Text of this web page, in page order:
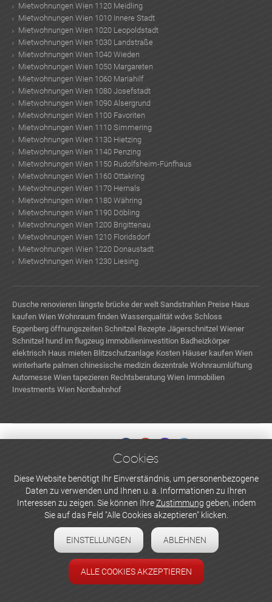
Mietwohnungen Wien 1120 Meidling
Mietwohnungen Wien 1010 Innere Stadt
Mietwohnungen Wien 1020 Leopoldstadt
Mietwohnungen Wien 1030 Landstraße
Mietwohnungen Wien 1040 Wieden
Mietwohnungen Wien 1050 Margareten
Mietwohnungen Wien 1060 Mariahilf
Mietwohnungen Wien 1080 Josefstadt
Mietwohnungen Wien 1090 Alsergrund
Mietwohnungen Wien 1100 Favoriten
Mietwohnungen Wien 1110 Simmering
Mietwohnungen Wien 1130 Hietzing
Mietwohnungen Wien 1140 Penzing
Mietwohnungen Wien 1150 Rudolfsheim-Fünfhaus
Mietwohnungen Wien 1160 Ottakring
Mietwohnungen Wien 1170 Hernals
Mietwohnungen Wien 1180 Währing
Mietwohnungen Wien 1190 Döbling
Mietwohnungen Wien 1200 Brigittenau
Mietwohnungen Wien 1210 Floridsdorf
Mietwohnungen Wien 1220 Donaustadt
Mietwohnungen Wien 1230 Liesing
Dusche renovieren längste brücke der welt Sandstrahlen Preise Haus
kaufen Wien Wohnraum finden Wasserqualität wdvs Schloss
Eggenberg öffnungszeiten Schnitzel Rezepte Jägerschnitzel Wiener
Schnitzel hund im flugzeug immobilieninvestition Badheizkörper
elektrisch Haus mieten Blitzschutzanlage Kosten Häuser kaufen Wien
winterharte palmen chinesische medizin dezentrale Wohnraumlüftung
Automesse Wien tapezieren Rechtsberatung Wien Immobilien
Investments Wien Nordbahnhof
WERBEN UND INSERIEREN
Newsletter abonnieren
Datenschutzerklärung
Cookie-Einstellungen
Cookies
Diese Website benötigt Ihr Einverständnis, um personenbezogene
Daten zu verwenden und Ihnen u. a. Informationen zu Ihren
Interessen zu zeigen. Sie können IhreZustimmung geben, indem
Sie auf das Feld "Alle Cookies akzeptieren" klicken.
EINSTELLUNGEN ABLEHNEN
ALLE COOKIES AKZEPTIEREN